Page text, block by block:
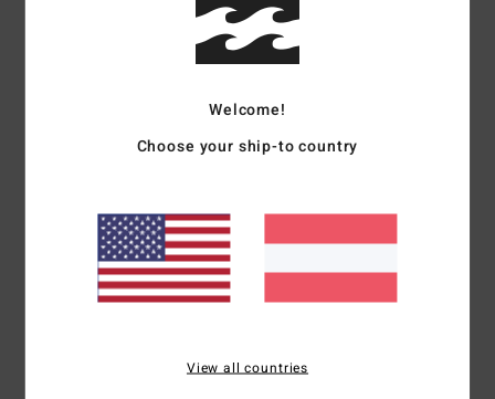
Client anonyme vérifié11. März 2026
Komfort und Trend
Welcome!
Choose your ship-to country
View all countries